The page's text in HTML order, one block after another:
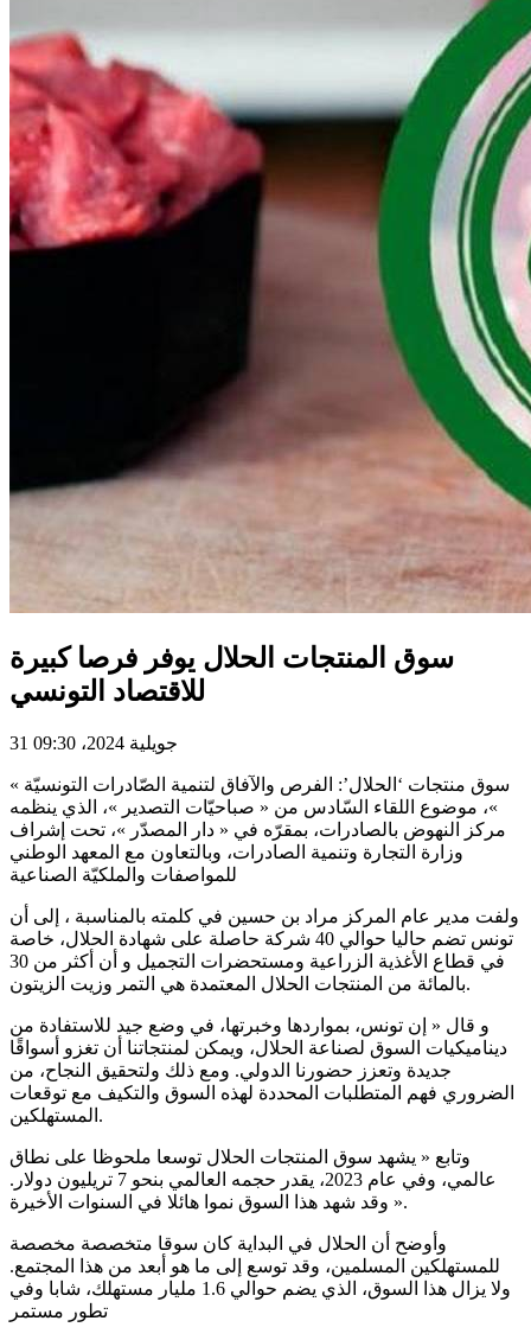
سوق المنتجات الحلال يوفر فرصا كبيرة
للاقتصاد التونسي
31 جويلية 2024، 09:30
« سوق منتجات ‘الحلال’: الفرص والآفاق لتنمية الصّادرات التونسيّة
»، موضوع اللقاء السّادس من « صباحيّات التصدير »، الذي ينظمه
مركز النهوض بالصادرات، بمقرّه في « دار المصدّر »، تحت إشراف
وزارة التجارة وتنمية الصادرات، وبالتعاون مع المعهد الوطني
للمواصفات والملكيّة الصناعية
ولفت مدير عام المركز مراد بن حسين في كلمته بالمناسبة ، إلى أن
تونس تضم حاليا حوالي 40 شركة حاصلة على شهادة الحلال، خاصة
في قطاع الأغذية الزراعية ومستحضرات التجميل و أن أكثر من 30
بالمائة من المنتجات الحلال المعتمدة هي التمر وزيت الزيتون.
و قال « إن تونس، بمواردها وخبرتها، في وضع جيد للاستفادة من
ديناميكيات السوق لصناعة الحلال، ويمكن لمنتجاتنا أن تغزو أسواقًا
جديدة وتعزز حضورنا الدولي. ومع ذلك ولتحقيق النجاح، من
الضروري فهم المتطلبات المحددة لهذه السوق والتكيف مع توقعات
المستهلكين.
وتابع « يشهد سوق المنتجات الحلال توسعا ملحوظا على نطاق
عالمي، وفي عام 2023، يقدر حجمه العالمي بنحو 7 تريليون دولار.
وقد شهد هذا السوق نموا هائلا في السنوات الأخيرة ».
وأوضح أن الحلال في البداية كان سوقا متخصصة مخصصة
للمستهلكين المسلمين، وقد توسع إلى ما هو أبعد من هذا المجتمع.
ولا يزال هذا السوق، الذي يضم حوالي 1.6 مليار مستهلك، شابا وفي
تطور مستمر